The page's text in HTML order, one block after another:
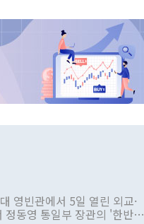
영빈관에서 5일 열린 외교·
동영 통일부 장관의 '한반도